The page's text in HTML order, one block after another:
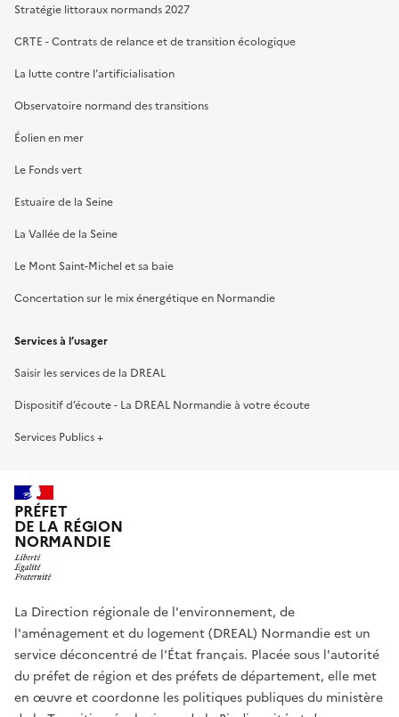
Stratégie littoraux normands 2027
CRTE - Contrats de relance et de transition écologique
La lutte contre l’artificialisation
Observatoire normand des transitions
Éolien en mer
Le Fonds vert
Estuaire de la Seine
La Vallée de la Seine
Le Mont Saint-Michel et sa baie
Concertation sur le mix énergétique en Normandie
Services à l’usager
Saisir les services de la DREAL
Dispositif d’écoute - La DREAL Normandie à votre écoute
Services Publics +
PRÉFET
DE LA RÉGION
NORMANDIE
La Direction régionale de l'environnement, de
l'aménagement et du logement (DREAL) Normandie est un
service déconcentré de l'État français. Placée sous l'autorité
du préfet de région et des préfets de département, elle met
en œuvre et coordonne les politiques publiques du ministère